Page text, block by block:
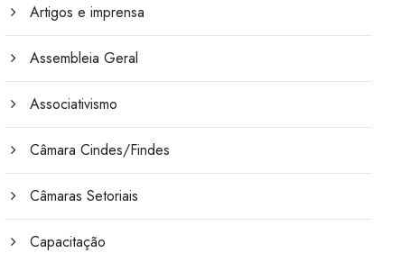
Artigos e imprensa
Assembleia Geral
Associativismo
Câmara Cindes/Findes
Câmaras Setoriais
Capacitação